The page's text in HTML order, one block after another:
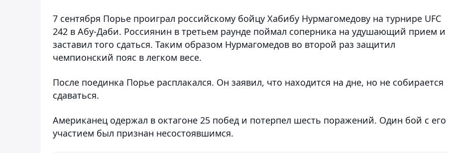
7 сентября Порье проиграл российскому бойцу Хабибу Нурмагомедову на турнире UFC
242 в Абу-Даби. Россиянин в третьем раунде поймал соперника на удушающий прием и
заставил того сдаться. Таким образом Нурмагомедов во второй раз защитил
чемпионский пояс в легком весе.
После поединка Порье расплакался. Он заявил, что находится на дне, но не собирается
сдаваться.
Американец одержал в октагоне 25 побед и потерпел шесть поражений. Один бой с его
участием был признан несостоявшимся.